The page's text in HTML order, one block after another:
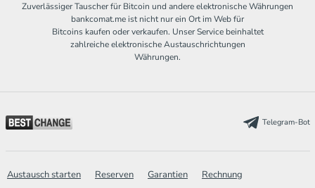
Zuverlässiger Tauscher für Bitcoin und andere elektronische Währungen
bankcomat.me ist nicht nur ein Ort im Web für
Bitcoins kaufen oder verkaufen. Unser Service beinhaltet
zahlreiche elektronische Austauschrichtungen
Währungen.
Telegram-Bot
Austausch starten Reserven Garantien
Rechnung